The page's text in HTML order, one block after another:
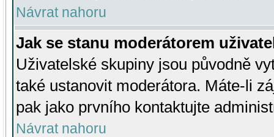
Návrat nahoru
Jak se stanu moderátorem
Uživatelské skupiny jsou původně
také ustanovit moderátora. Máte-li
pak jako prvního kontaktujte
Návrat nahoru